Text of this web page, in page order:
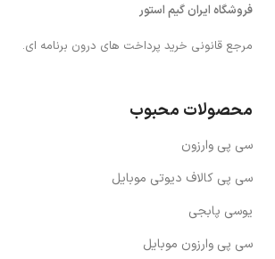
فروشگاه ایران گیم استور
مرجع قانونی خرید پرداخت های درون برنامه ای.
محصولات محبوب
سی پی وارزون
سی پی کالاف دیوتی موبایل
یوسی پابجی
سی پی وارزون موبایل